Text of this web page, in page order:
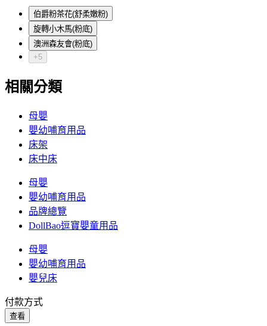
伯爵粉茶花(舒柔嫩粉)
旋轉小木馬(粉底)
澳洲森友會(粉底)
+5
相關分類
母嬰
嬰幼哺育用品
床架
床中床
母嬰
嬰幼哺育用品
品牌總覽
DollBao逗寶嬰童用品
母嬰
嬰幼哺育用品
嬰兒床
付款方式
查看